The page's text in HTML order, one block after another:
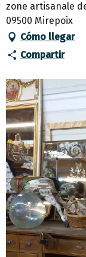
zone artisanale
09500 Mirepoix
Cómo llegar
Compartir